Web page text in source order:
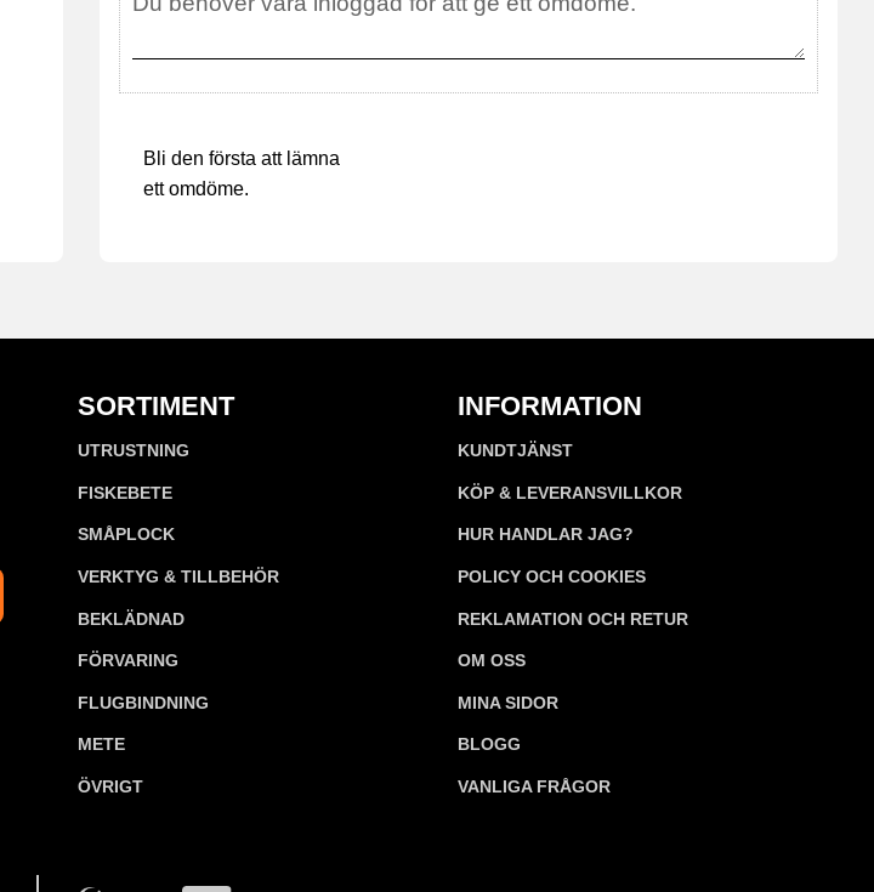
Bli den första att lämna
ett omdöme.
SORTIMENT
UTRUSTNING
FISKEBETE
SMÅPLOCK
VERKTYG & TILLBEHÖR
BEKLÄDNAD
FÖRVARING
FLUGBINDNING
METE
ÖVRIGT
INFORMATION
KUNDTJÄNST
KÖP & LEVERANSVILLKOR
HUR HANDLAR JAG?
POLICY OCH COOKIES
REKLAMATION OCH RETUR
OM OSS
MINA SIDOR
BLOGG
VANLIGA FRÅGOR